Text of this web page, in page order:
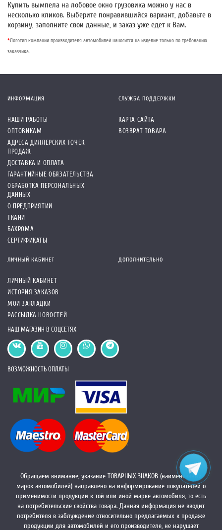
Купить вымпела на лобовое окно грузовика можно у нас в
несколько кликов. Выберите понравившийся вариант, добавьте в
корзину, заполните свои данные, и заказ уже едет к Вам.
*Логотип компании производителя автомобилей наносится на изделие только по требованию
заказчика.
ИНФОРМАЦИЯ
НАШИ РАБОТЫ
ОПТОВИКАМ
АДРЕСА ДИЛЛЕРСКИХ ТОЧЕК
ПРОДАЖ
ДОСТАВКА И ОПЛАТА
ГАРАНТИЙНЫЕ ОБЯЗАТЕЛЬСТВА
ОБРАБОТКА ПЕРСОНАЛЬНЫХ
ДАННЫХ
О ПРЕДПРИЯТИИ
ТКАНИ
БАХРОМА
СЕРТИФИКАТЫ
СЛУЖБА ПОДДЕРЖКИ
КАРТА САЙТА
ВОЗВРАТ ТОВАРА
ЛИЧНЫЙ КАБИНЕТ
ЛИЧНЫЙ КАБИНЕТ
ИСТОРИЯ ЗАКАЗОВ
МОИ ЗАКЛАДКИ
РАССЫЛКА НОВОСТЕЙ
ДОПОЛНИТЕЛЬНО
НАШ МАГАЗИН В СОЦСЕТЯХ
ВОЗМОЖНОСТЬ ОПЛАТЫ
Обращаем внимание, указание ТОВАРНЫХ ЗНАКОВ (наименований
марок автомобилей) направлено на информирование покупателей о
применимости продукции к той или иной марке автомобиля, то есть
на потребительские свойства товара. Данная информация не вводит
потребителя в заблуждение относительно предлагаемых к продаже
продукции для автомобилей и его производителе, не нарушает